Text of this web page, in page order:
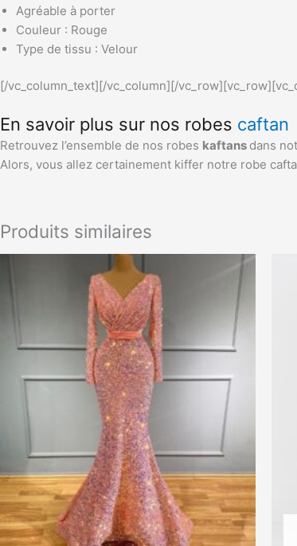
Agréable à porter
Couleur : Rouge
Type de tissu : Velour
[/vc_column_text][/vc_column][/
En savoir plus sur nos robes caftan
Retrouvez l’ensemble de nos robes kaftans dans
Alors, vous allez certainement kiffer notre robe
Produits similaires
produit
a
plusieurs
variations.
Les
options
peuvent
sur
la
page
du
produit